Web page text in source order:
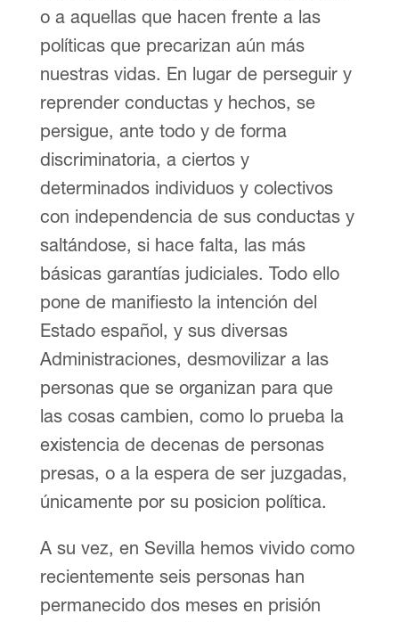
o a aquellas que hacen frente a las
políticas que precarizan aún más
nuestras vidas. En lugar de perseguir y
reprender conductas y hechos, se
persigue, ante todo y de forma
discriminatoria, a ciertos y
determinados individuos y colectivos
con independencia de sus conductas y
saltándose, si hace falta, las más
básicas garantías judiciales. Todo ello
pone de manifiesto la intención del
Estado español, y sus diversas
Administraciones, desmovilizar a las
personas que se organizan para que
las cosas cambien, como lo prueba la
existencia de decenas de personas
presas, o a la espera de ser juzgadas,
únicamente por su posicion política.
A su vez, en Sevilla hemos vivido como
recientemente seis personas han
permanecido dos meses en prisión